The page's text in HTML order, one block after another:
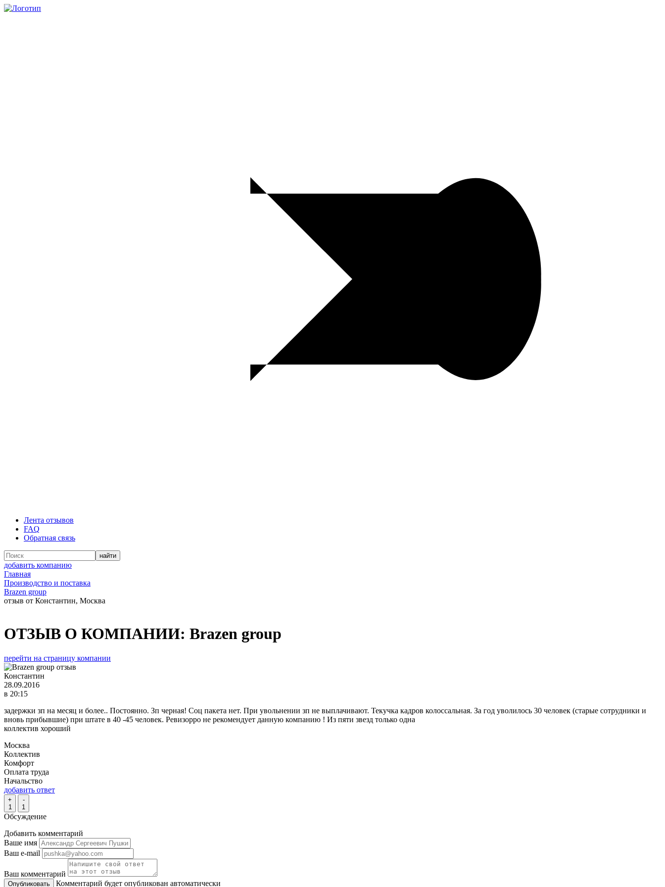
Лента отзывов
FAQ
Обратная связь
добавить компанию
Главная
Производство и поставка
Brazen group
отзыв от Константин, Москва
ОТЗЫВ О КОМПАНИИ: Brazen group
перейти на страницу компании
Константин
28.09.2016
в 20:15
задержки зп на месяц и более.. Постоянно. Зп черная! Соц пакета нет. При увольнении зп не выплачивают. Текучка кадров колоссальная. За год уволилось 30 человек (старые сотрудники и
вновь прибывшие) при штате в 40 -45 человек. Ревизорро не рекомендует данную компанию ! Из пяти звезд только одна
коллектив хороший
Москва
Коллектив
Комфорт
Оплата труда
Начальство
добавить ответ
+
1
-
1
Обсуждение
Добавить комментарий
Ваше имя
Ваш e-mail
Ваш комментарий
Комментарий будет опубликован автоматически